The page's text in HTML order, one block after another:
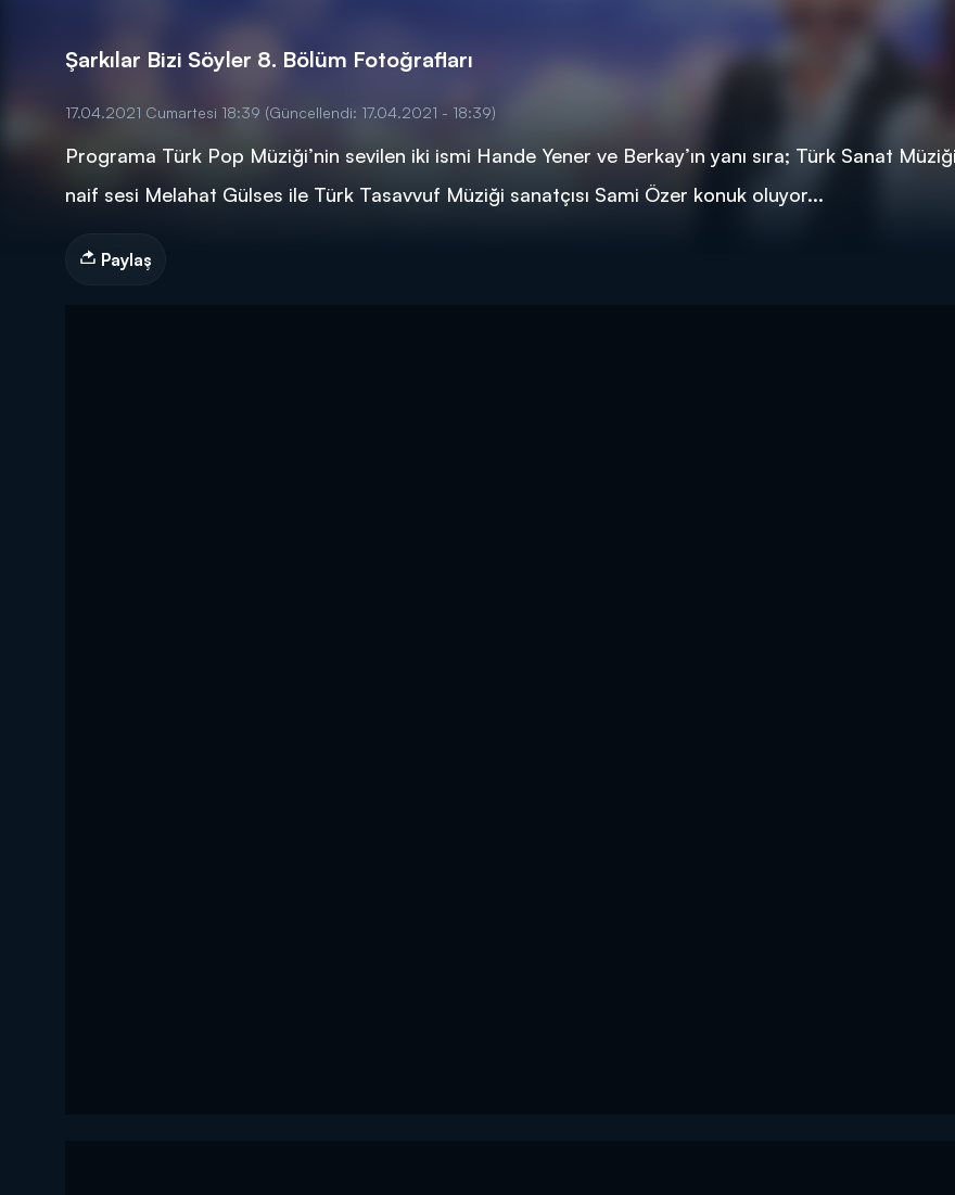
DİĞER SONUÇLAR
Şarkılar Bizi Söyler 8. Bölüm Fotoğrafları
17.04.2021 Cumartesi 18:39 (Güncellendi: 17.04.2021 - 18:39)
Programa Türk Pop Müziği’nin sevilen iki ismi Hande Yener ve Berkay’ın yanı sıra; Türk Sanat
naif sesi Melahat Gülses ile Türk Tasavvuf Müziği sanatçısı Sami Özer konuk oluyor...
Paylaş